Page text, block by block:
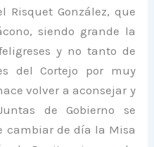
Risquet González, que
siendo grande la
y no tanto de
del Cortejo por muy
volver a aconsejar y
de Gobierno se
cambiar de día la Misa